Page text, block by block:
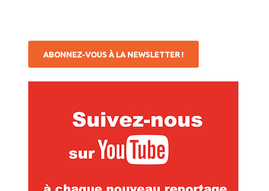
ABONNEZ-VOUS À LA NEWSLETTER !